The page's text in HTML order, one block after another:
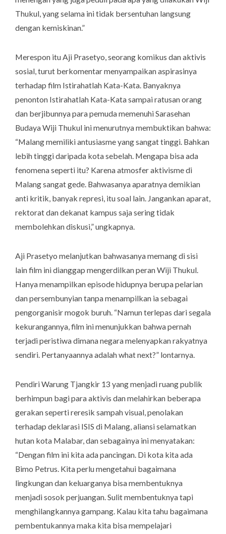
Thukul, yang selama ini tidak bersentuhan langsung
dengan kemiskinan.”
Merespon itu Aji Prasetyo, seorang komikus dan aktivis
sosial, turut berkomentar menyampaikan aspirasinya
terhadap film Istirahatlah Kata-Kata. Banyaknya
penonton Istirahatlah Kata-Kata sampai ratusan orang
dan berjibunnya para pemuda memenuhi Sarasehan
Budaya Wiji Thukul ini menurutnya membuktikan bahwa:
“Malang memiliki antusiasme yang sangat tinggi. Bahkan
lebih tinggi daripada kota sebelah. Mengapa bisa ada
fenomena seperti itu? Karena atmosfer aktivisme di
Malang sangat gede. Bahwasanya aparatnya demikian
anti kritik, banyak represi, itu soal lain. Jangankan aparat,
rektorat dan dekanat kampus saja sering tidak
membolehkan diskusi,” ungkapnya.
Aji Prasetyo melanjutkan bahwasanya memang di sisi
lain film ini dianggap mengerdilkan peran Wiji Thukul.
Hanya menampilkan episode hidupnya berupa pelarian
dan persembunyian tanpa menampilkan ia sebagai
pengorganisir mogok buruh. “Namun terlepas dari segala
kekurangannya, film ini menunjukkan bahwa pernah
terjadi peristiwa dimana negara melenyapkan rakyatnya
sendiri. Pertanyaannya adalahwhat next?” lontarnya.
Pendiri Warung Tjangkir 13 yang menjadi ruang publik
berhimpun bagi para aktivis dan melahirkan beberapa
gerakan seperti reresik sampah visual, penolakan
terhadap deklarasi ISIS di Malang, aliansi selamatkan
hutan kota Malabar, dan sebagainya ini menyatakan:
“Dengan film ini kita ada pancingan. Di kota kita ada
Bimo Petrus. Kita perlu mengetahui bagaimana
lingkungan dan keluarganya bisa membentuknya
menjadi sosok perjuangan. Sulit membentuknya tapi
menghilangkannya gampang. Kalau kita tahu bagaimana
pembentukannya maka kita bisa mempelajari